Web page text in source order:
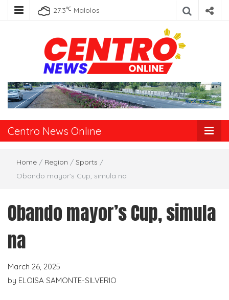
27.3℃ Malolos
Centro News
Online
Centro News Online
Home / Region / Sports /
Obando mayor’s Cup, simula na
Obando mayor’s Cup, simula
na
March 26, 2025
by ELOISA SAMONTE-SILVERIO